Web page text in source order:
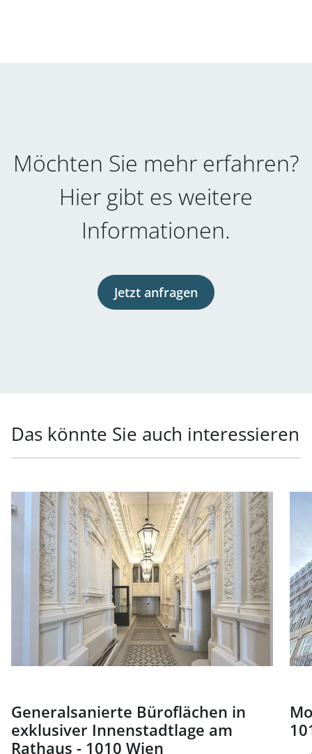
Möchten Sie mehr erfahren?
Hier gibt es weitere
Informationen.
Jetzt anfragen
Das könnte Sie auch interessieren
Link zur Seite Generalsanierte Büroflächen in exklusiver
Generalsanierte Büroflächen in
exklusiver Innenstadtlage am
Rathaus - 1010 Wien